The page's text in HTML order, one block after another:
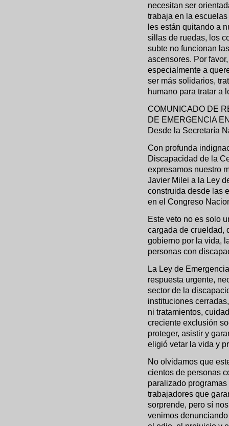
necesitan ser
trabaja en la
les están quitando a
sillas de ruedas, los
subte no funcionan
ascensores. Por
especialmente a
ser más solidarios,
humano para tratar a
COMUNICADO DE
DE EMERGENCIA
Desde la Secretaría
Con profunda
Discapacidad de la
expresamos nuestro
Javier Milei a la Ley
construida desde las
en el Congreso
Este veto no es solo
cargada de crueldad,
gobierno por la vida,
personas con
La Ley de
respuesta urgente,
sector de la
instituciones
ni tratamientos,
creciente exclusión
proteger, asistir y
eligió vetar la vida y
No olvidamos que
cientos de personas
paralizado
trabajadores que
sorprende, pero sí
venimos